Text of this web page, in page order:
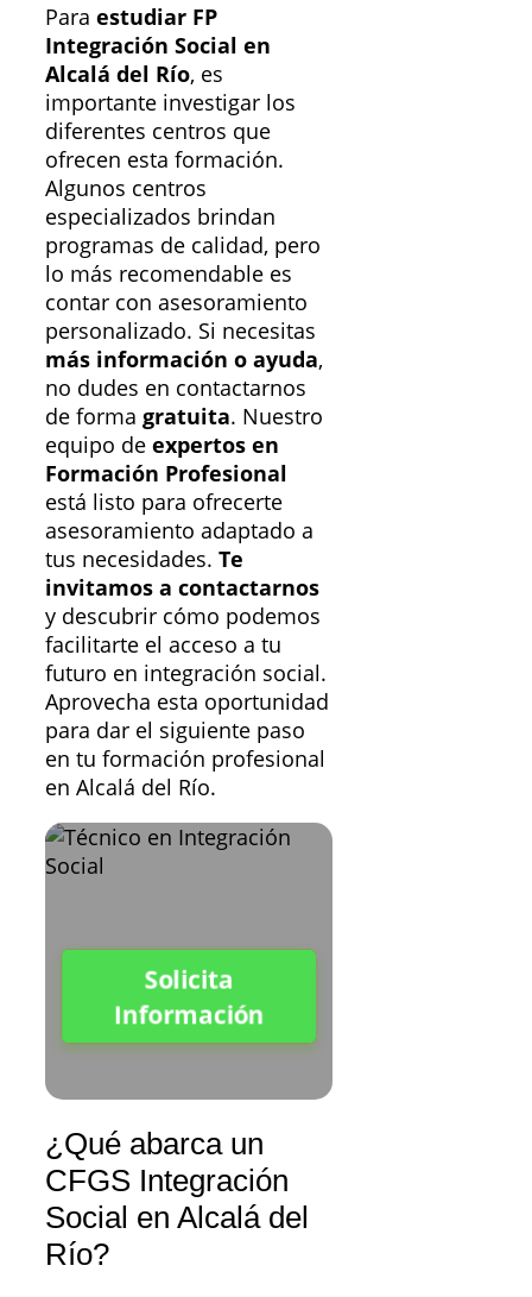
Para estudiar FP
Integración Social en
Alcalá del Río, es
importante investigar los
diferentes centros que
ofrecen esta formación.
Algunos centros
especializados brindan
programas de calidad, pero
lo más recomendable es
contar con asesoramiento
personalizado. Si necesitas
más información o ayuda,
no dudes en contactarnos
de forma gratuita. Nuestro
equipo de expertos en
Formación Profesional
está listo para ofrecerte
asesoramiento adaptado a
tus necesidades. Te
invitamos a contactarnos
y descubrir cómo podemos
facilitarte el acceso a tu
futuro en integración social.
Aprovecha esta oportunidad
para dar el siguiente paso
en tu formación profesional
en Alcalá del Río.
Solicita
Información
¿Qué abarca un
CFGS Integración
Social en Alcalá del
Río?